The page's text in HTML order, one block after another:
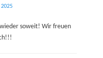
soweit! Wir freuen